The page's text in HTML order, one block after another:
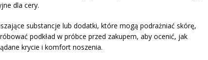
dla cery.
substancje lub dodatki, które mogą podrażniać skórę,
podkład w próbce przed zakupem, aby ocenić, jak
krycie i komfort noszenia.